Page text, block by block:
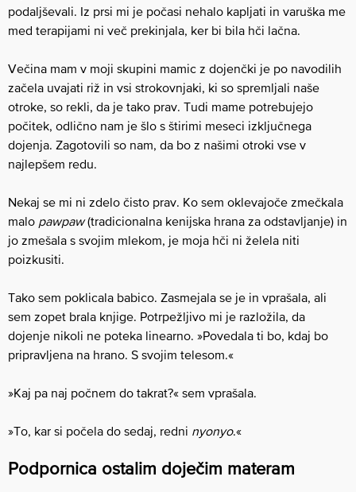
podaljševali. Iz prsi mi je počasi nehalo kapljati in varuška me
med terapijami ni več prekinjala, ker bi bila hči lačna.
Večina mam v moji skupini mamic z dojenčki je po navodilih
začela uvajati riž in vsi strokovnjaki, ki so spremljali naše
otroke, so rekli, da je tako prav. Tudi mame potrebujejo
počitek, odlično nam je šlo s štirimi meseci izključnega
dojenja. Zagotovili so nam, da bo z našimi otroki vse v
najlepšem redu.
Nekaj se mi ni zdelo čisto prav. Ko sem oklevajoče zmečkala
malo pawpaw(tradicionalna kenijska hrana za odstavljanje) in
jo zmešala s svojim mlekom, je moja hči ni želela niti
poizkusiti.
Tako sem poklicala babico. Zasmejala se je in vprašala, ali
sem zopet brala knjige. Potrpežljivo mi je razložila, da
dojenje nikoli ne poteka linearno. »Povedala ti bo, kdaj bo
pripravljena na hrano. S svojim telesom.«
»Kaj pa naj počnem do takrat?« sem vprašala.
»To, kar si počela do sedaj, redni nyonyo.«
Podpornica ostalim doječim materam